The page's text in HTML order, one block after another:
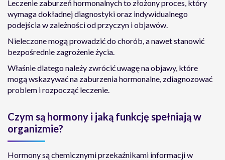
Leczenie zaburzeń hormonalnych to złożony proces, który
wymaga dokładnej diagnostyki oraz indywidualnego
podejścia w zależności od przyczyn i objawów.
Nieleczone mogą prowadzić do chorób, a nawet stanowić
bezpośrednie zagrożenie życia.
Właśnie dlatego należy zwrócić uwagę na objawy, które
mogą wskazywać na zaburzenia hormonalne, zdiagnozować
problem i rozpocząć leczenie.
Czym są hormony i jaką funkcję spełniają w
organizmie?
Hormony są chemicznymi przekaźnikami informacji w